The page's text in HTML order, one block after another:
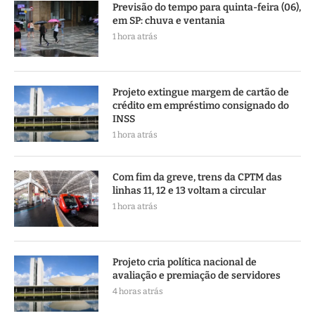
Previsão do tempo para quinta-feira (06),
em SP: chuva e ventania
1 hora atrás
Projeto extingue margem de cartão de
crédito em empréstimo consignado do
INSS
1 hora atrás
Com fim da greve, trens da CPTM das
linhas 11, 12 e 13 voltam a circular
1 hora atrás
Projeto cria política nacional de
avaliação e premiação de servidores
4 horas atrás